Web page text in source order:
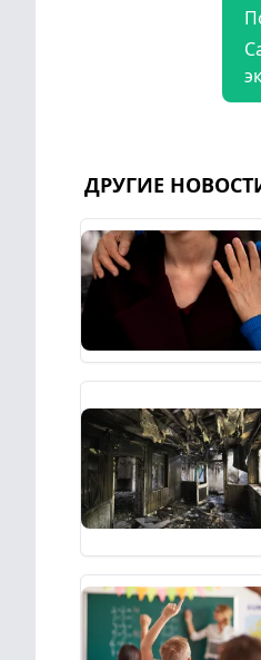
ДРУГИЕ